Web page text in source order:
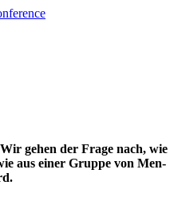
gehen der Frage nach, wie
aus einer Gruppe von Men­